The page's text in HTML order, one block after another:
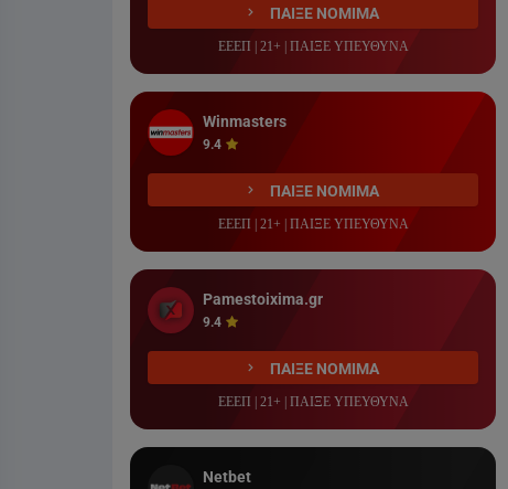
ΠΑΙΞΕ ΝΟΜΙΜΑ
ΕΕΕΠ | 21+ | ΠΑΙΞΕ ΥΠΕΥΘΥΝΑ
Winmasters
9.4
ΠΑΙΞΕ ΝΟΜΙΜΑ
ΕΕΕΠ | 21+ | ΠΑΙΞΕ ΥΠΕΥΘΥΝΑ
Pamestoixima.gr
9.4
ΠΑΙΞΕ ΝΟΜΙΜΑ
ΕΕΕΠ | 21+ | ΠΑΙΞΕ ΥΠΕΥΘΥΝΑ
Netbet